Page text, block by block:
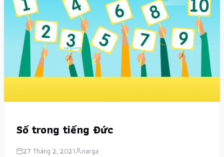
Số trong tiếng Đức
27 Tháng 2, 2021 narga